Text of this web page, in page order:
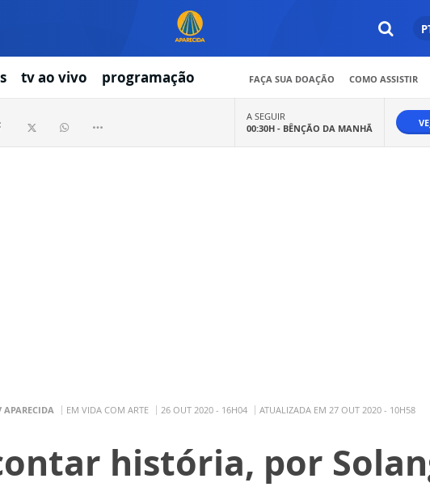
tv ao vivo programação FAÇA SUA DOAÇÃO COMO ASSISTIR
A SEGUIR
00:30H - BÊNÇÃO DA MANHÃ
APARECIDA EM VIDA COM ARTE 26 OUT 2020 - 16H04 ATUALIZADA EM 27 OUT 2020 - 10H58
história, por